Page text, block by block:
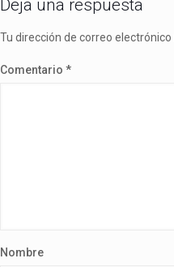
Deja una respuesta
Tu dirección de correo electrónico
Comentario *
Nombre